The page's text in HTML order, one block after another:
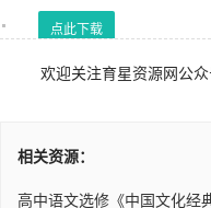
点此下载
欢迎关注育星资源网公
相关资源：
高中语文选修《中国文化经